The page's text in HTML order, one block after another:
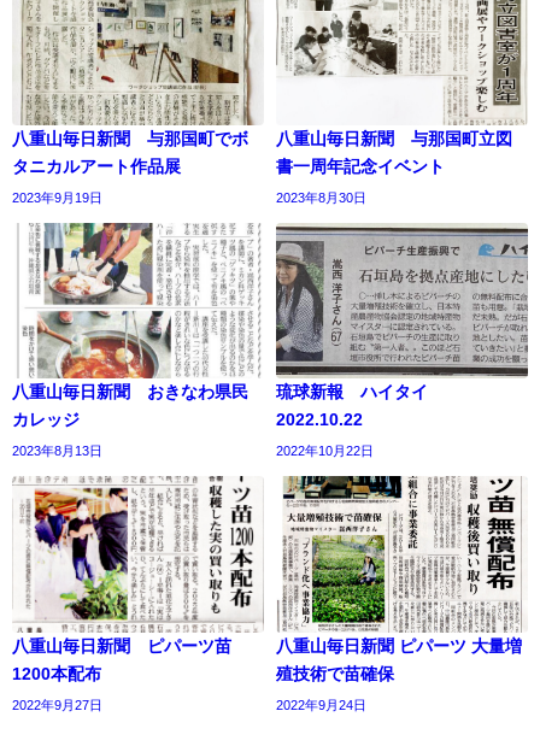
八重山毎日新聞 与那国町でボ
タニカルアート作品展
2023年9月19日
八重山毎日新聞 与那国町立図
書一周年記念イベント
2023年8月30日
八重山毎日新聞 おきなわ県民
カレッジ
2023年8月13日
琉球新報 ハイタイ
2022.10.22
2022年10月22日
八重山毎日新聞 ピパーツ苗
1200本配布
2022年9月27日
八重山毎日新聞 ピパーツ 大量増
殖技術で苗確保
2022年9月24日